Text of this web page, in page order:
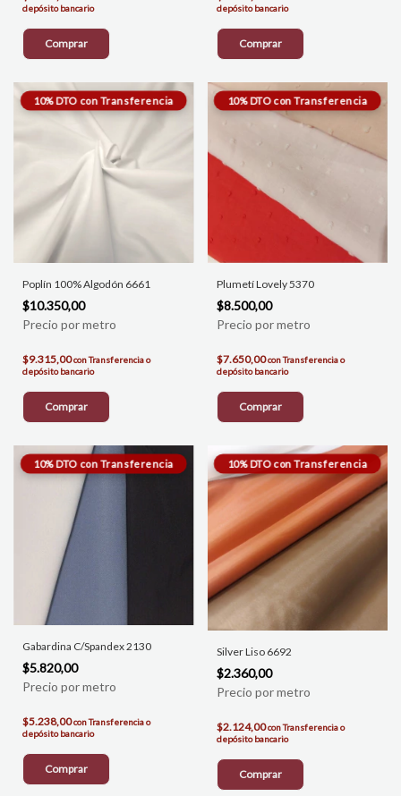
depósito bancario
Comprar
depósito bancario
Comprar
Poplín 100% Algodón 6661
$10.350,00
$9.315,00conTransferencia o
depósito bancario
Comprar
Plumetí Lovely 5370
$8.500,00
$7.650,00conTransferencia o
depósito bancario
Comprar
Gabardina C/Spandex 2130
$5.820,00
$5.238,00conTransferencia o
depósito bancario
Comprar
Silver Liso 6692
$2.360,00
$2.124,00conTransferencia o
depósito bancario
Comprar